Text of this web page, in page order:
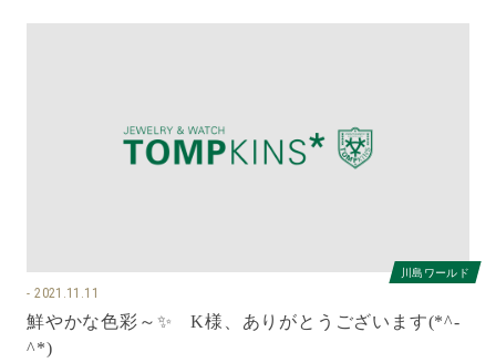
川島ワールド
2021.11.11
鮮やかな色彩～✨ K様、ありがとうございます(*^-
^*)